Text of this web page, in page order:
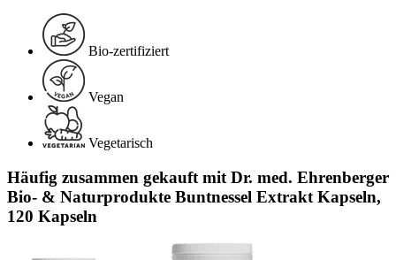
Bio-zertifiziert
Vegan
Vegetarisch
Häufig zusammen gekauft mit Dr. med. Ehrenberger
Bio- & Naturprodukte Buntnessel Extrakt Kapseln,
120 Kapseln